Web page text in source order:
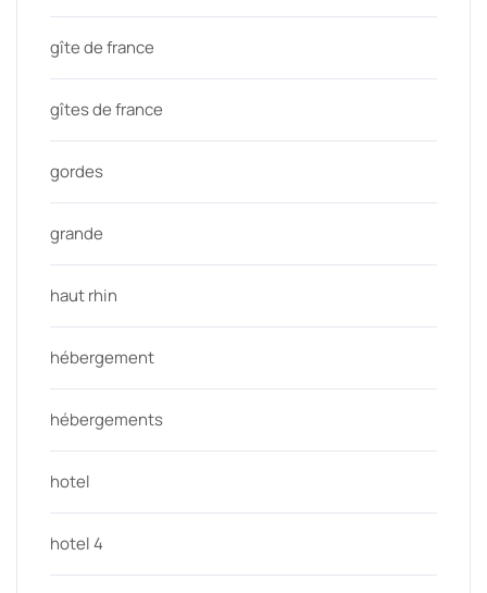
gîte de france
gîtes de france
gordes
grande
haut rhin
hébergement
hébergements
hotel
hotel 4